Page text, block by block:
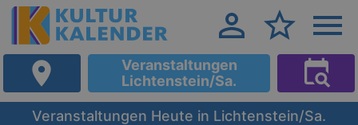
Veranstaltungen
Lichtenstein/Sa.
Veranstaltungen Heute in Lichtenstein/Sa.